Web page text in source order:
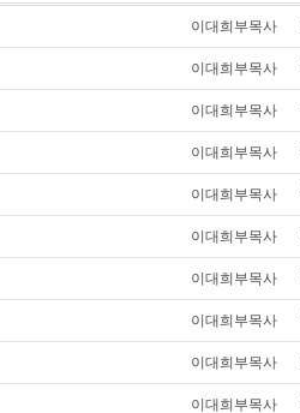
이대희부목사
이대희부목사
이대희부목사
이대희부목사
이대희부목사
이대희부목사
이대희부목사
이대희부목사
이대희부목사
이대희부목사